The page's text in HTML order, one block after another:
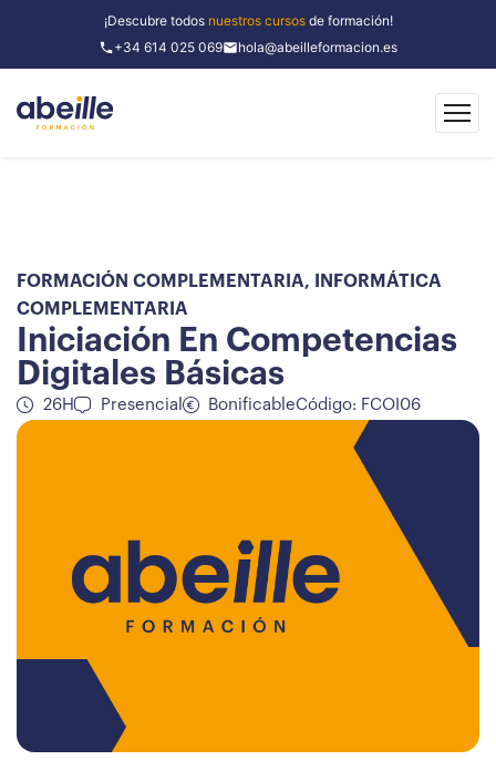
¡Descubre todos nuestros cursosde formación!
+34 614 025 069
hola@abeilleformacion.es
FORMACIÓN COMPLEMENTARIA,
INFORMÁTICA
COMPLEMENTARIA
Iniciación En Competencias
Digitales Básicas
26H Presencial BonificableCódigo: FCOI06